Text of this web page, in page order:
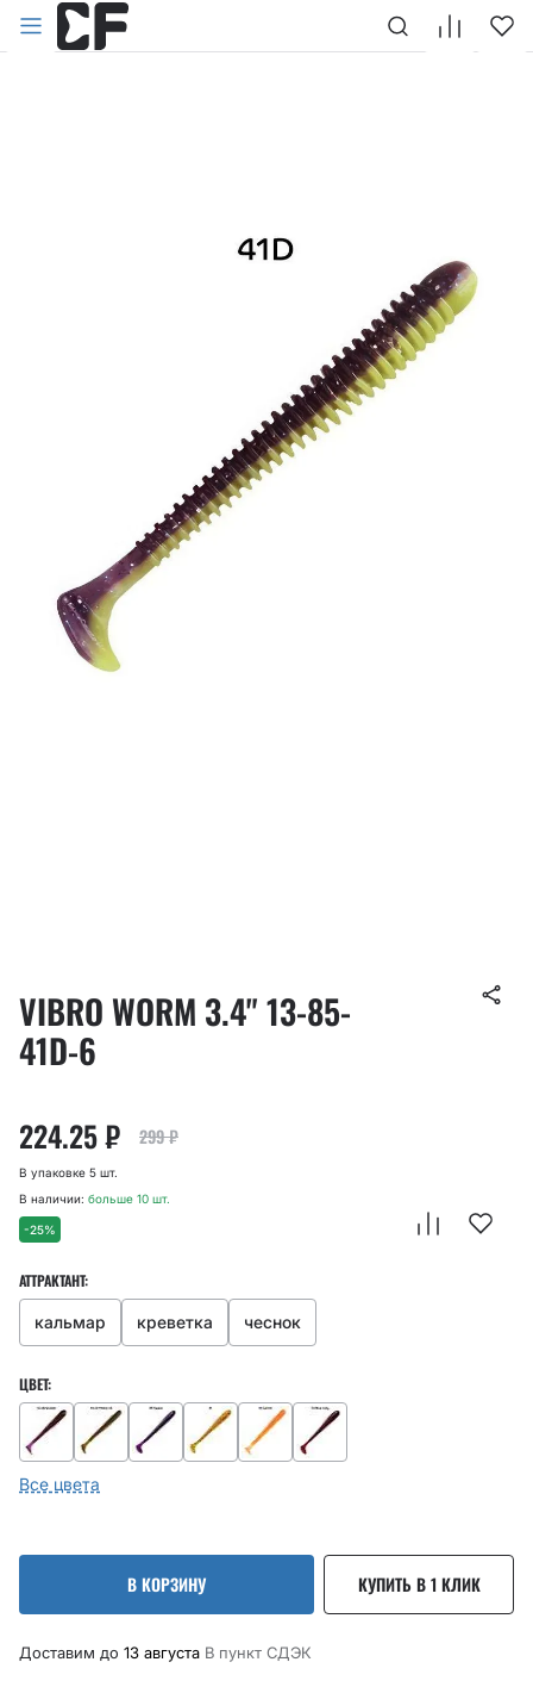
VIBRO WORM 3.4" 13-85-
41D-6
224.25₽ 299₽
-25%
В упаковке 5 шт.
В наличии: больше 10 шт.
АТТРАКТАНТ:
кальмар креветка чеснок
ЦВЕТ:
Все цвета
В КОРЗИНУ КУПИТЬ В 1 КЛИК
Доставим до 13 августа В пункт CДЭК
НАЗАД